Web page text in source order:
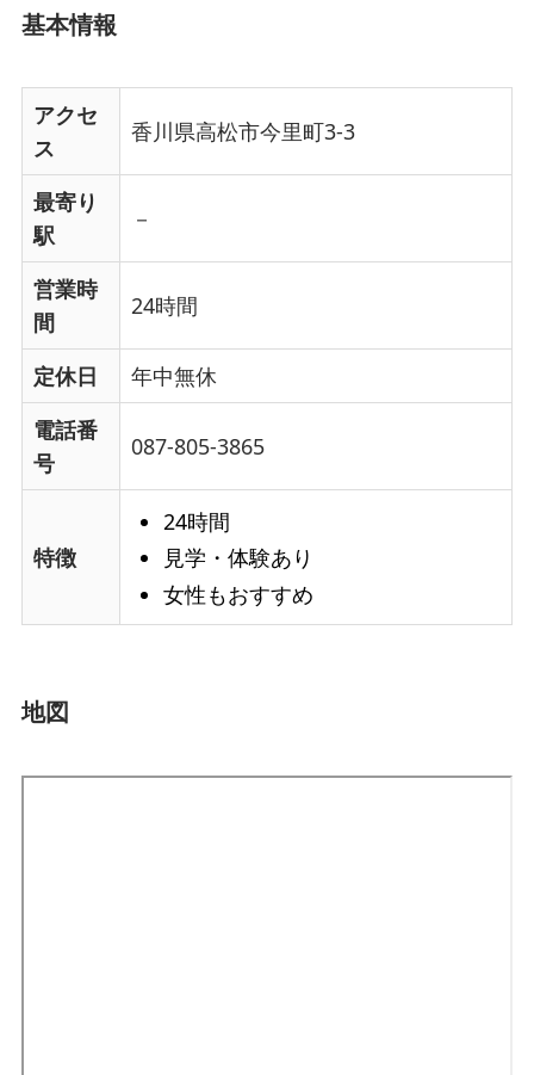
基本情報
アクセ
ス
​香川県高松市今里町3-3​
最寄り
駅
－
営業時
間
24時間
定休日
年中無休
電話番
号
087-805-3865
特徴
24時間
見学・体験あり
女性もおすすめ
地図